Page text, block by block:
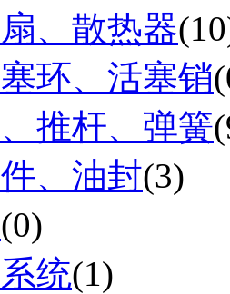
、散热器
环、活塞销
推杆、弹簧
、油封(3)
(0)
统(1)